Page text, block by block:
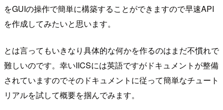
をGUIの操作で簡単に構築することができますので早速API
を作成してみたいと思います。
とは言ってもいきなり具体的な何かを作るのはまだ不慣れで
難しいのです。幸いIICSには英語ですがドキュメントが整備
されていますのでそのドキュメントに従って簡単なチュート
リアルを試して概要を掴んでみます。